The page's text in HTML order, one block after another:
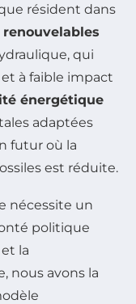
résident dans
qui
à faible impact
énergétique
adaptées
futur où la
est réduite.
nécessite un
politique
la
nous avons la